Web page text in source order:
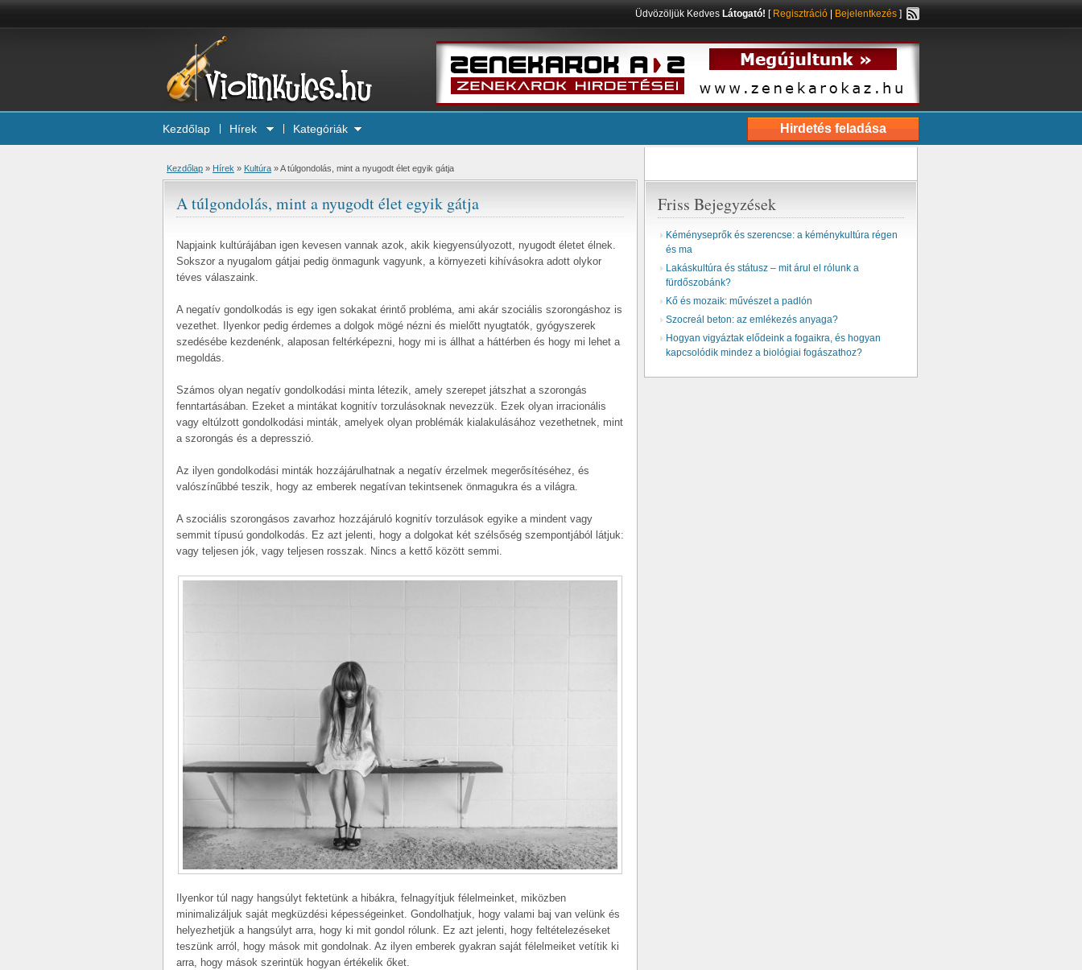
Üdvözöljük Kedves Látogató! [ Regisztráció Bejelentkezés ]
Hirdetés feladása
Kezdőlap Hírek Kategóriák
Kezdőlap » Hírek » Kultúra »A túlgondolás, mint a nyugodt élet egyik gátja
A túlgondolás, mint a nyugodt élet egyik gátja
Napjaink kultúrájában igen kevesen vannak azok, akik kiegyensúlyozott, nyugodt életet élnek.
Sokszor a nyugalom gátjai pedig önmagunk vagyunk, a környezeti kihívásokra adott olykor
téves válaszaink.
A negatív gondolkodás is egy igen sokakat érintő probléma, ami akár szociális szorongáshoz is
vezethet. Ilyenkor pedig érdemes a dolgok mögé nézni és mielőtt nyugtatók, gyógyszerek
szedésébe kezdenénk, alaposan feltérképezni, hogy mi is állhat a háttérben és hogy mi lehet a
megoldás.
Számos olyan negatív gondolkodási minta létezik, amely szerepet játszhat a szorongás
fenntartásában. Ezeket a mintákat kognitív torzulásoknak nevezzük. Ezek olyan irracionális
vagy eltúlzott gondolkodási minták, amelyek olyan problémák kialakulásához vezethetnek, mint
a szorongás és a depresszió.
Az ilyen gondolkodási minták hozzájárulhatnak a negatív érzelmek megerősítéséhez, és
valószínűbbé teszik, hogy az emberek negatívan tekintsenek önmagukra és a világra.
A szociális szorongásos zavarhoz hozzájáruló kognitív torzulások egyike a mindent vagy
semmit típusú gondolkodás. Ez azt jelenti, hogy a dolgokat két szélsőség szempontjából látjuk:
vagy teljesen jók, vagy teljesen rosszak. Nincs a kettő között semmi.
Ilyenkor túl nagy hangsúlyt fektetünk a hibákra, felnagyítjuk félelmeinket, miközben
minimalizáljuk saját megküzdési képességeinket. Gondolhatjuk, hogy valami baj van velünk és
helyezhetjük a hangsúlyt arra, hogy ki mit gondol rólunk. Ez azt jelenti, hogy feltételezéseket
teszünk arról, hogy mások mit gondolnak. Az ilyen emberek gyakran saját félelmeiket vetítik ki
arra, hogy mások szerintük hogyan értékelik őket.
Friss Bejegyzések
Kéményseprők és szerencse: a kéménykultúra régen
és ma
Lakáskultúra és státusz – mit árul el rólunk a
fürdőszobánk?
Kő és mozaik: művészet a padlón
Szocreál beton: az emlékezés anyaga?
Hogyan vigyáztak elődeink a fogaikra, és hogyan
kapcsolódik mindez a biológiai fogászathoz?